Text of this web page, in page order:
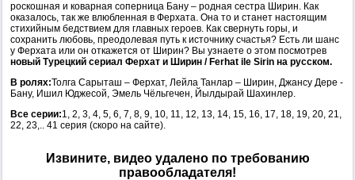
роскошная и коварная соперница Бану – родная сестра Ширин. Как
оказалось, так же влюбленная в Ферхата. Она то и станет настоящим
стихийным бедствием для главных героев. Как свернуть горы, и
сохранить любовь, преодолевая путь к источнику счастья? Есть ли шанс
у Ферхата или он откажется от Ширин? Вы узнаете о этом посмотрев
новый Турецкий сериал Ферхат и Ширин / Ferhat ile Sirin на русском.
В ролях:Толга Сарыташ – Ферхат, Лейла Танлар – Ширин, Джансу Дере -
Бану, Ишил Юджесой, Эмель Чёльгечен, Йылдырай Шахинлер.
Все серии:1, 2, 3, 4, 5, 6, 7, 8, 9, 10, 11, 12, 13, 14, 15, 16, 17, 18, 19, 20, 21,
22, 23,.. 41 серия (скоро на сайте).
Извините, видео удалено по требованию
правообладателя!